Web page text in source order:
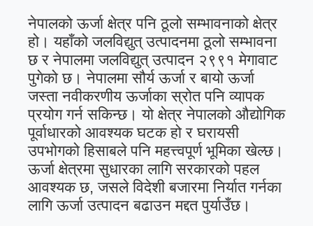
नेपालको ऊर्जा क्षेत्र पनि ठूलो सम्भावनाको क्षेत्र
हो। यहाँको जलविद्युत् उत्पादनमा ठूलो सम्भावना
छ र नेपालमा जलविद्युत् उत्पादन २९९१ मेगावाट
पुगेको छ। नेपालमा सौर्य ऊर्जा र बायो ऊर्जा
जस्ता नवीकरणीय ऊर्जाका स्रोत पनि व्यापक
प्रयोग गर्न सकिन्छ। यो क्षेत्र नेपालको औद्योगिक
पूर्वाधारको आवश्यक घटक हो र घरायसी
उपभोगको हिसाबले पनि महत्त्वपूर्ण भूमिका खेल्छ।
ऊर्जा क्षेत्रमा सुधारका लागि सरकारको पहल
आवश्यक छ, जसले विदेशी बजारमा निर्यात गर्नका
लागि ऊर्जा उत्पादन बढाउन मद्दत पुर्याउँछ।